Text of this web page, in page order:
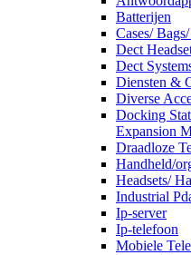
Batterijen
Cases/
Dect
Dect
Diensten &
Diverse
Docking
Expansion
Draadloze
Handheld/
Headsets/
Industrial
Ip-server
Ip-telefoon
Mobiele